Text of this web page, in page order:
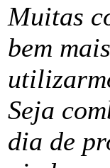
Muitas
bem
Seja
dia de